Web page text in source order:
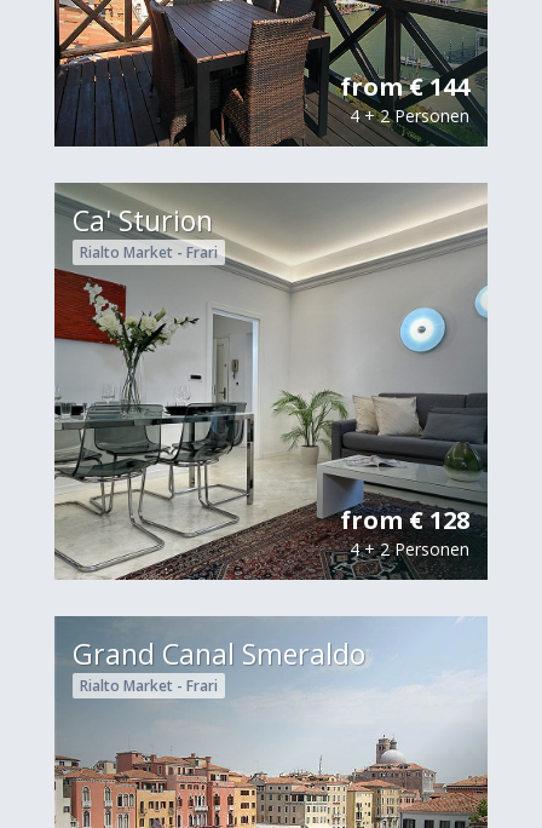
from € 144
4 + 2 Personen
Ca' Sturion
Rialto Market - Frari
from € 128
4 + 2 Personen
Grand Canal Smeraldo
Rialto Market - Frari